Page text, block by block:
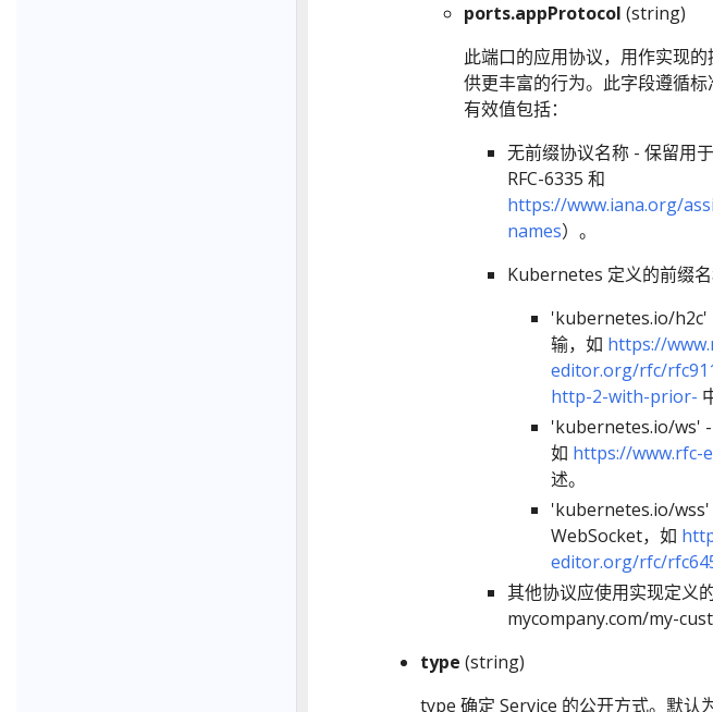
ports.appProtocol (string)
此端口的应用协议，用作实现
供更丰富的行为。此字段遵循
有效值包括：
无前缀协议名称 - 保留用
RFC-6335 和
https://www.iana.org/
names）。
Kubernetes 定义的前缀名
'kubernetes.io/h2c'
输，如 https://
editor.org/rfc/
http-2-with-prior-
'kubernetes.io/ws' -
如 https://www.rfc-
述。
'kubernetes.io/wss'
WebSocket，如
editor.org/rfc/
其他协议应使用实现定义
mycompany.com/my-
type (string)
type 确定 Service 的公开方式。默认